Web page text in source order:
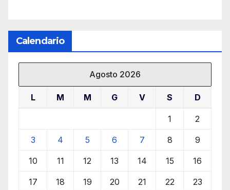
Calendario
Agosto 2026
L M M G V S D
1 2
3 4 5 6 7 8 9
10 11 12 13 14 15 16
17 18 19 20 21 22 23